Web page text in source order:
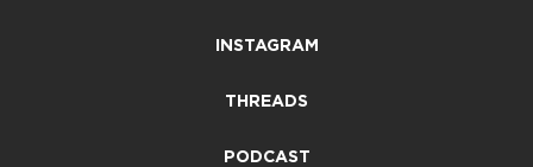
INSTAGRAM
THREADS
PODCAST